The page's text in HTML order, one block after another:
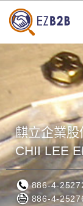
麒立企業
CHII LEE
886-4-
886-4-